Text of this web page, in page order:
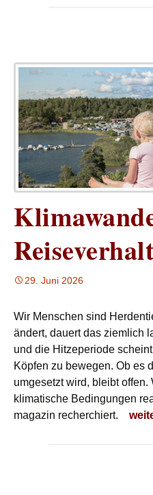
29. Juni 2026
Wir Menschen sind
ändert, dauert das ziemlich
und die Hitzeperiode
Köpfen zu bewegen. Ob es
umgesetzt wird, bleibt
klimatische Bedingungen
magazin recherchiert.